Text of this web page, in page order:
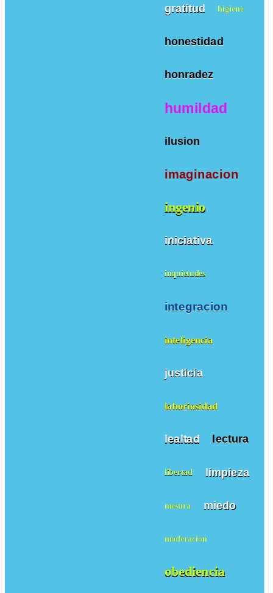
gratitud higiene
honestidad
honradez
humildad
ilusion
imaginacion
ingenio
iniciativa
inquietudes
integracion
inteligencia
justicia
laboriosidad
lealtad lectura
libertad limpieza
mesura miedo
moderacion
obediencia